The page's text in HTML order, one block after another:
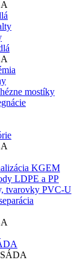
mostíky
KGEM
LDPE a PP
tvarovky PVC-U